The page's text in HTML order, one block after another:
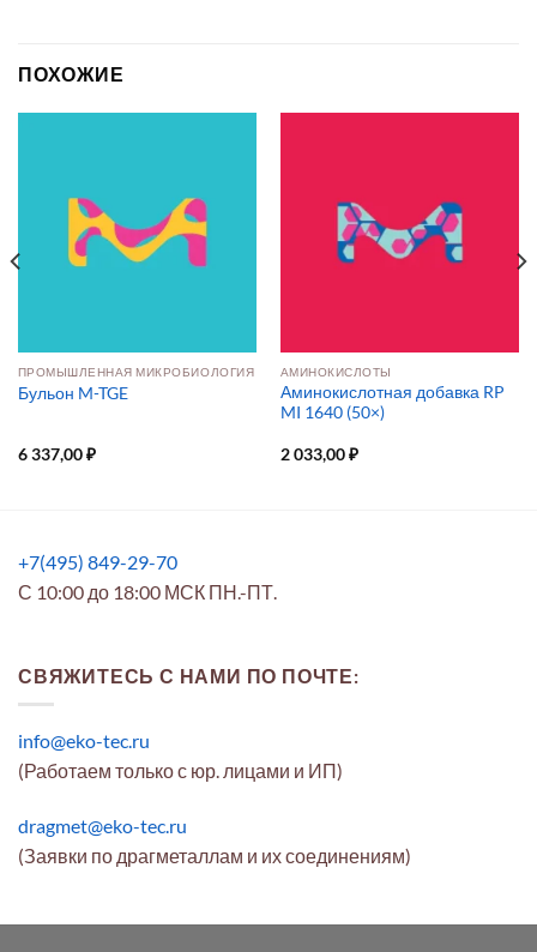
ПОХОЖИЕ
ПРОМЫШЛЕННАЯ МИКРОБИОЛОГИЯ
Бульон M-TGE
6 337,00₽
АМИНОКИСЛОТЫ
Аминокислотная добавка RP
MI 1640 (50×)
2 033,00₽
+7(495) 849-29-70
С 10:00 до 18:00 МСК ПН.-ПТ.
СВЯЖИТЕСЬ С НАМИ ПО ПОЧТЕ:
info@eko-tec.ru
(Работаем только с юр. лицами и ИП)
dragmet@eko-tec.ru
(Заявки по драгметаллам и их соединениям)